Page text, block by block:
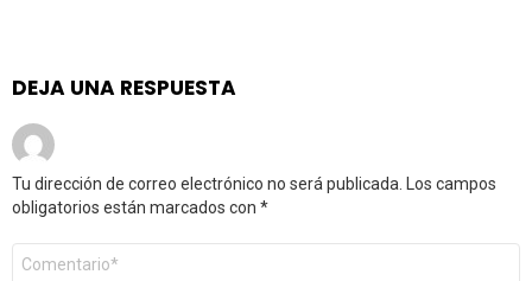
DEJA UNA RESPUESTA
Tu dirección de correo electrónico no será publicada.
Los campos
obligatorios están marcados con *
Comentario